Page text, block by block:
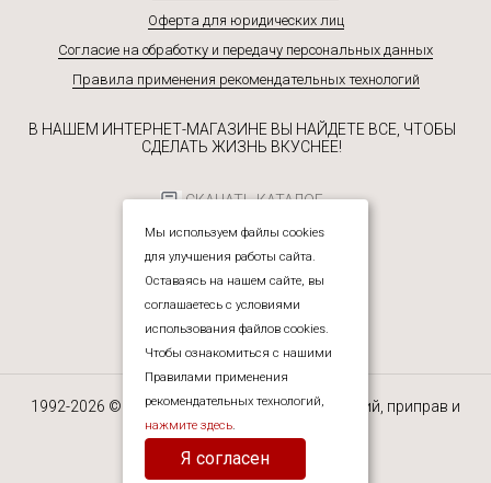
Оферта для юридических лиц
Согласие на обработку и передачу персональных данных
Правила применения рекомендательных технологий
В НАШЕМ ИНТЕРНЕТ-МАГАЗИНЕ ВЫ НАЙДЕТЕ ВСЕ, ЧТОБЫ
СДЕЛАТЬ ЖИЗНЬ ВКУСНЕЕ!
СКАЧАТЬ КАТАЛОГ
1992-2026 © ЮРЕАЛ — интернет-магазин специй, приправ и
прочих пищевых ингредиентов.
Мы используем файлы cookies
для улучшения работы сайта.
Оставаясь на нашем сайте, вы
соглашаетесь с условиями
использования файлов cookies.
Чтобы ознакомиться с нашими
Правилами применения
рекомендательных технологий,
нажмите здесь.
Я согласен